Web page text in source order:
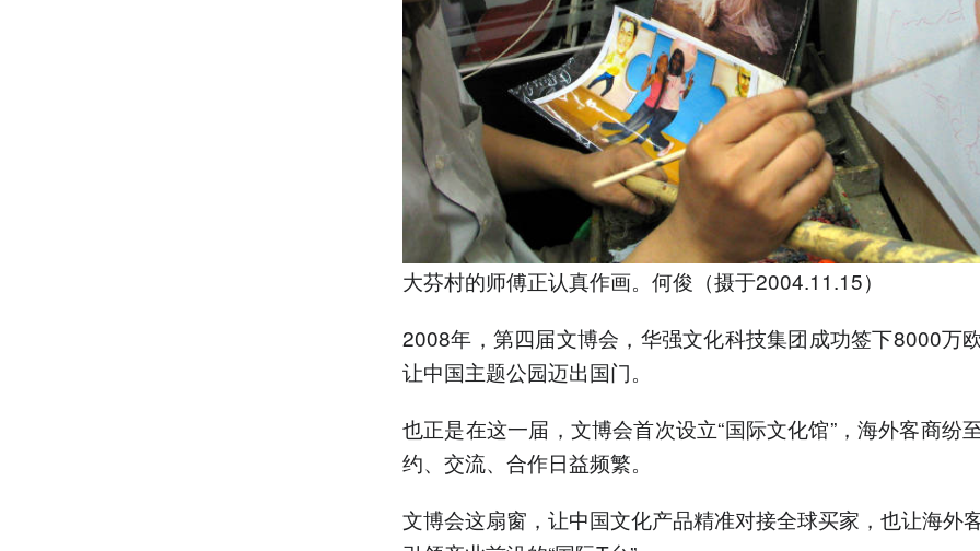
大芬村的师傅正认真作画。何俊（摄于2004.11.15）
2008年，第四届文博会，华强文化科技集团成功签下8000万
让中国主题公园迈出国门。
也正是在这一届，文博会首次设立“国际文化馆”，海外客商纷
约、交流、合作日益频繁。
文博会这扇窗，让中国文化产品精准对接全球买家，也让海外